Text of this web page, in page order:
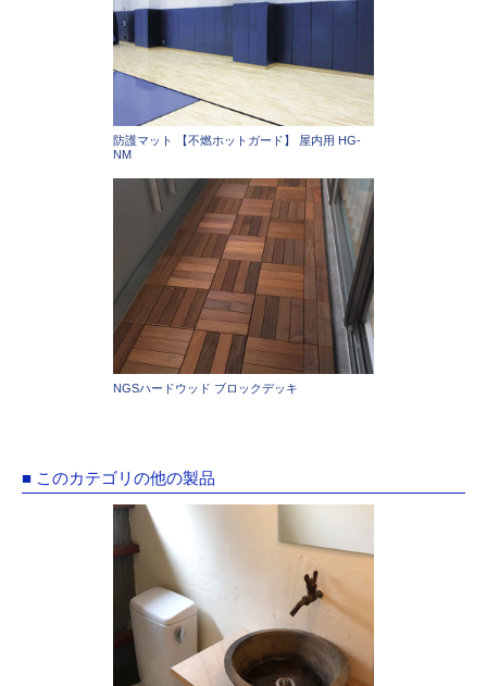
防護マット 【不燃ホットガード】 屋内用 HG-
NM
NGSハードウッド ブロックデッキ
■ このカテゴリの他の製品